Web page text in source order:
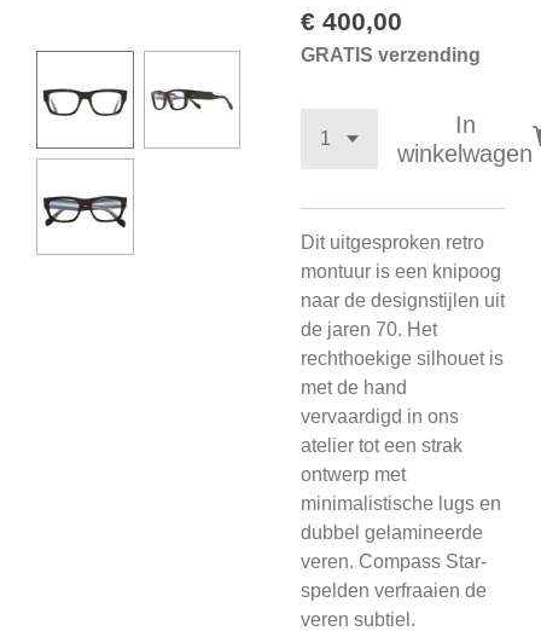
€ 400,00
GRATIS verzending
In
winkelwagen
Dit uitgesproken retro
montuur is een knipoog
naar de designstijlen uit
de jaren 70. Het
rechthoekige silhouet is
met de hand
vervaardigd in ons
atelier tot een strak
ontwerp met
minimalistische lugs en
dubbel gelamineerde
veren. Compass Star-
spelden verfraaien de
veren subtiel.